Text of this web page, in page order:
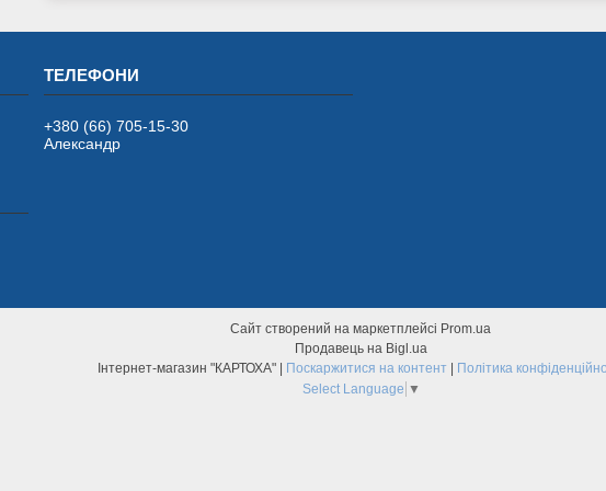
+380 (66) 705-15-30
Александр
Сайт створений на маркетплейсі Prom.ua
Продавець на Bigl.ua
Інтернет-магазин "КАРТОХА" | Поскаржитися на контент | Політика
Select Language ▼